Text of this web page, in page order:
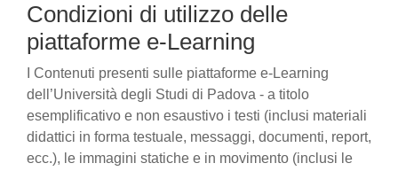
Condizioni di utilizzo delle
piattaforme e-Learning
I Contenuti presenti sulle piattaforme e-Learning
dell’Università degli Studi di Padova - a titolo
esemplificativo e non esaustivo i testi (inclusi materiali
didattici in forma testuale, messaggi, documenti, report,
ecc.), le immagini statiche e in movimento (inclusi le